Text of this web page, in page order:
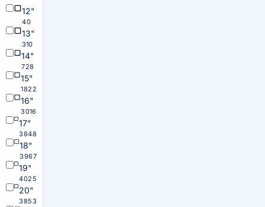
12"
40
13"
310
14"
728
15"
1822
16"
3016
17"
3848
18"
3967
19"
4025
20"
3853